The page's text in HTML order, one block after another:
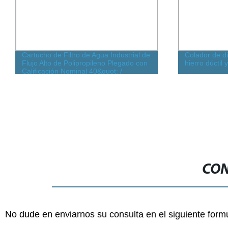
Cartucho de Filtro de Agua Industrial de
Flujo Alto de Polipropileno Plegado con
Calificación Nominal 40&quot; /
Colador de
hierro dúctil
No dude en enviarnos su consulta en el siguiente